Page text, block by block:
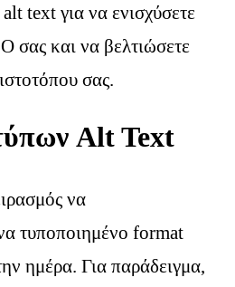
text για να ενισχύσετε
σας και να βελτιώσετε
σας.
Alt Text
να
τυποποιημένο format
ημέρα. Για παράδειγμα,